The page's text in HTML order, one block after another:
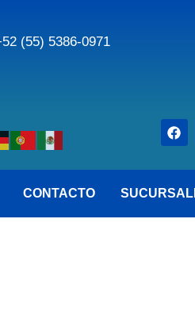
(55) 5386-0971
CONTACTO